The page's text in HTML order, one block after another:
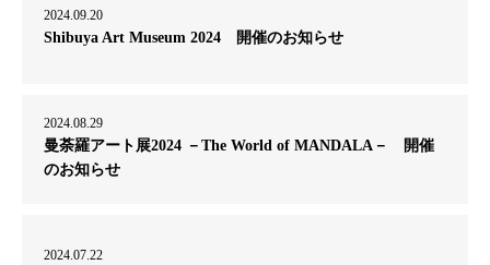
2024.09.20
Shibuya Art Museum 2024 開催のお知らせ
2024.08.29
曼荼羅アート展2024 －The World of MANDALA－ 開催
のお知らせ
2024.07.22